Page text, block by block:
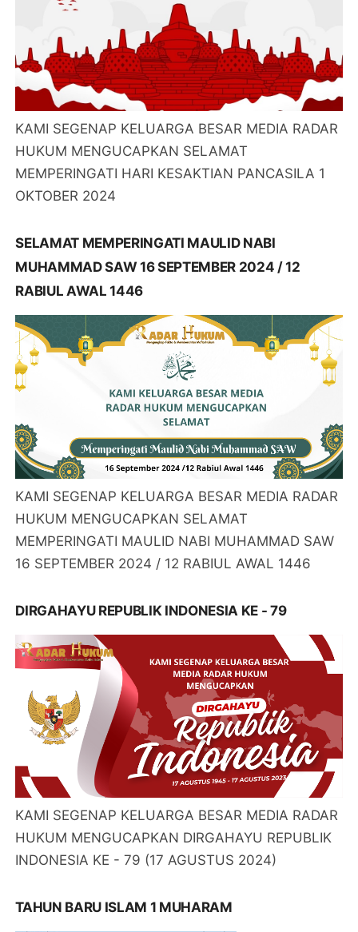
KAMI SEGENAP KELUARGA BESAR MEDIA RADAR
HUKUM MENGUCAPKAN SELAMAT
MEMPERINGATI HARI KESAKTIAN PANCASILA 1
OKTOBER 2024
SELAMAT MEMPERINGATI MAULID NABI
MUHAMMAD SAW 16 SEPTEMBER 2024 / 12
RABIUL AWAL 1446
KAMI SEGENAP KELUARGA BESAR MEDIA RADAR
HUKUM MENGUCAPKAN SELAMAT
MEMPERINGATI MAULID NABI MUHAMMAD SAW
16 SEPTEMBER 2024 / 12 RABIUL AWAL 1446
DIRGAHAYU REPUBLIK INDONESIA KE - 79
KAMI SEGENAP KELUARGA BESAR MEDIA RADAR
HUKUM MENGUCAPKAN DIRGAHAYU REPUBLIK
INDONESIA KE - 79 (17 AGUSTUS 2024)
TAHUN BARU ISLAM 1 MUHARAM